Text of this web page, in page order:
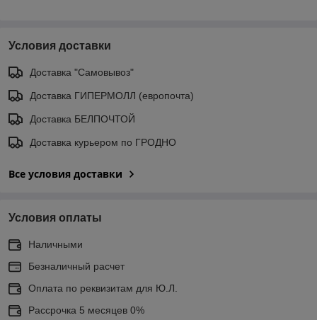
Условия доставки
Доставка "Самовывоз"
Доставка ГИПЕРМОЛЛ (европочта)
Доставка БЕЛПОЧТОЙ
Доставка курьером по ГРОДНО
Все условия доставки
Условия оплаты
Наличными
Безналичный расчет
Оплата по реквизитам для Ю.Л.
Рассрочка 5 месяцев 0%